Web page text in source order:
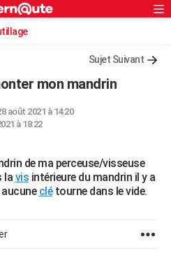
Sujet Suivant
mon mandrin
août 2021 à 14:20
à 18:22
de ma perceuse/visseuse
la vis intérieure du mandrin il y a
clétourne dans le vide.